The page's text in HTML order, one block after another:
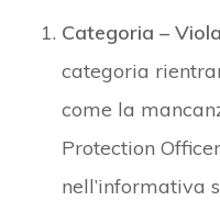
Categoria –
categoria
come la
Protection
nell’informativa